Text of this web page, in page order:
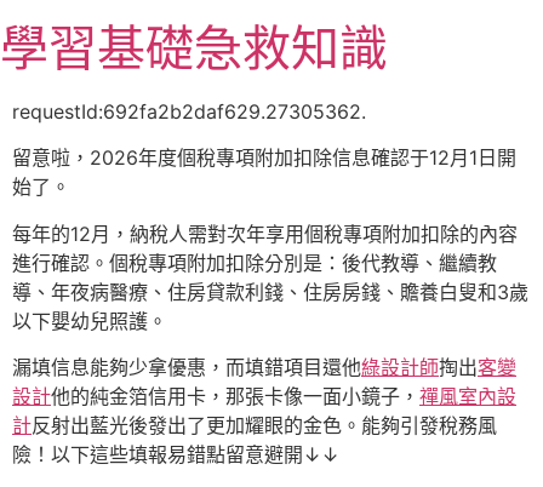
至
主
容
學習基礎急救知識
requestId:692fa2b2daf629.27305362.
留意啦，2026年度個稅專項附加扣除信息確認于12月1日開
始了。
每年的12月，納稅人需對次年享用個稅專項附加扣除的內容
進行確認。個稅專項附加扣除分別是：後代教導、繼續教
導、年夜病醫療、住房貸款利錢、住房房錢、贍養白叟和3歲
以下嬰幼兒照護。
漏填信息能夠少拿優惠，而填錯項目還他綠設計師掏出客變
設計他的純金箔信用卡，那張卡像一面小鏡子， 禪風室內設
計反射出藍光後發出了更加耀眼的金色。能夠引發稅務風
險！以下這些填報易錯點留意避開↓↓